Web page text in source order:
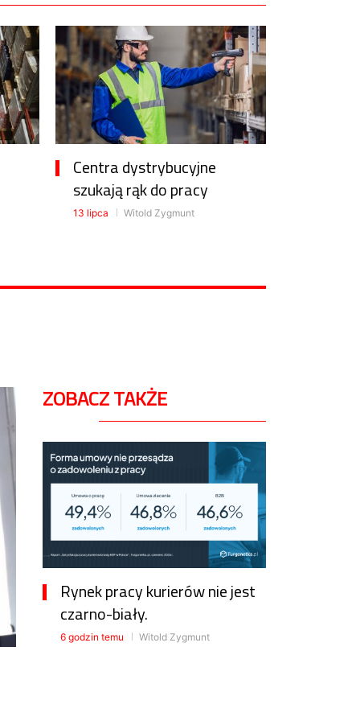
Centra dystrybucyjne
szukają rąk do pracy
13 lipca Witold Zygmunt
ZOBACZ TAKŻE
Rynek pracy kurierów nie jest
czarno-biały.
6 godzin temu Witold Zygmunt